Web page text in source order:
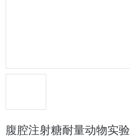
腹腔注射糖耐量动物实验